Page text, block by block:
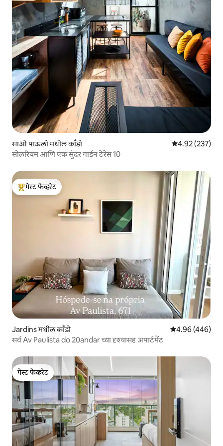
साओ पाऊलो मधील काँडो 5 पैकी 4.92
4.92 (237)
सोलरियम आणि एक सुंदर गार्डन टेरेस 10
टॉप गेस्ट फेव्हरेट
गेस्ट फेव्हरेट
Jardins मधील काँडो 5 पैकी 4.96
4.96 (446)
सर्व Av Paulista do 20andar च्या दृश्यासह अपार्टमेंट
गेस्ट फेव्हरेट
गेस्ट फेव्हरेट